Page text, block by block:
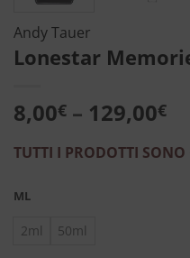
Andy Tauer
Lonestar
8,00€ – 129,00€
TUTTI I PRODOTTI
ML
2ml 50ml